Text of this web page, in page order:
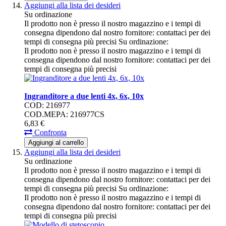
Aggiungi alla lista dei desideri
Su ordinazione
Il prodotto non è presso il nostro magazzino e i tempi di
consegna dipendono dal nostro fornitore: contattaci per dei
tempi di consegna più precisi Su ordinazione:
Il prodotto non è presso il nostro magazzino e i tempi di
consegna dipendono dal nostro fornitore: contattaci per dei
tempi di consegna più precisi
Ingranditore a due lenti 4x, 6x, 10x
COD: 216977
COD.MEPA: 216977CS
6,83 €
Confronta
Aggiungi al carrello
Aggiungi alla lista dei desideri
Su ordinazione
Il prodotto non è presso il nostro magazzino e i tempi di
consegna dipendono dal nostro fornitore: contattaci per dei
tempi di consegna più precisi Su ordinazione:
Il prodotto non è presso il nostro magazzino e i tempi di
consegna dipendono dal nostro fornitore: contattaci per dei
tempi di consegna più precisi